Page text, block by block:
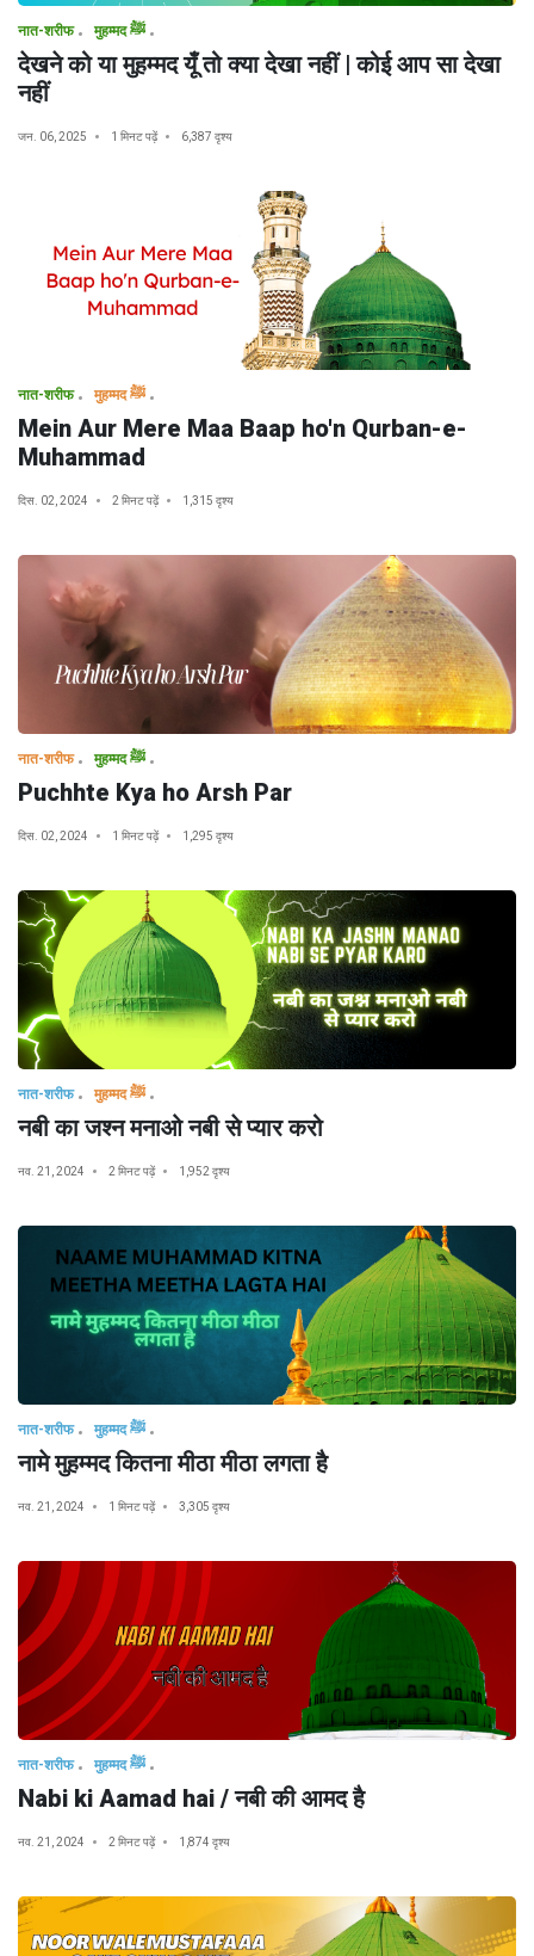
नात-शरीफ मुहम्मद ﷺ
देखने को या मुहम्मद यूँ तो क्या देखा नहीं | कोई आप सा देखा
नहीं
जन. 06, 2025 1 मिनट पढ़ें 6,387 दृश्य
नात-शरीफ मुहम्मद ﷺ
Mein Aur Mere Maa Baap ho'n Qurban-e-
Muhammad
दिस. 02, 2024 2 मिनट पढ़ें 1,315 दृश्य
नात-शरीफ मुहम्मद ﷺ
Puchhte Kya ho Arsh Par
दिस. 02, 2024 1 मिनट पढ़ें 1,295 दृश्य
नात-शरीफ मुहम्मद ﷺ
नबी का जश्न मनाओ नबी से प्यार करो
नव. 21, 2024 2 मिनट पढ़ें 1,952 दृश्य
नात-शरीफ मुहम्मद ﷺ
नामे मुहम्मद कितना मीठा मीठा लगता है
नव. 21, 2024 1 मिनट पढ़ें 3,305 दृश्य
नात-शरीफ मुहम्मद ﷺ
Nabi ki Aamad hai / नबी की आमद है
नव. 21, 2024 2 मिनट पढ़ें 1,874 दृश्य